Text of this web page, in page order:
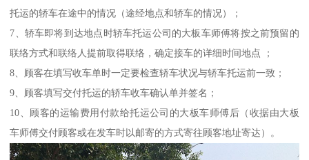
托运的轿车在途中的情况（途经地点和轿车的情况）；
7、轿车即将到达地点时轿车托运公司的大板车师傅将按之前预留的
联络方式和联络人提前取得联络，确定接车的详细时间地点 ；
8、顾客在填写收车单时一定要检查轿车状况与轿车托运前一致；
9、顾客填写交付托运的轿车收车确认单并签名；
10、顾客的运输费用付款给托运公司的大板车师傅后（收据由大板
车师傅交付顾客或在发车时以邮寄的方式寄往顾客地址寄达）。